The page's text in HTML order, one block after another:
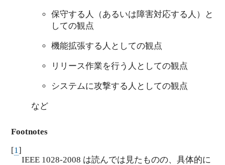
保守する人（あるいは障害対応する人）と
しての観点
機能拡張する人としての観点
リリース作業を行う人としての観点
システムに攻撃する人としての観点
など
Footnotes
[1]
IEEE 1028-2008 は読んでは見たものの、具体的に